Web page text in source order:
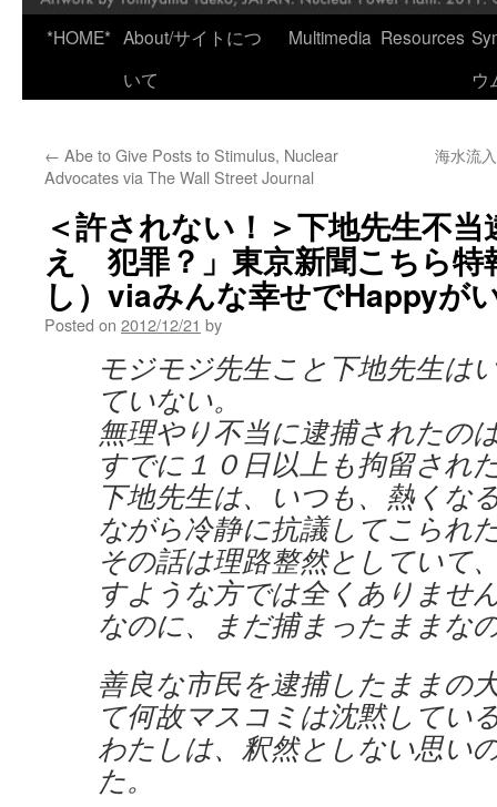
*HOME* About/サイトにつ
いて
Multimedia Resources
ウ
← Abe to Give Posts to Stimulus, Nuclear
Advocates via The Wall Street Journal
海水流
＜許されない！＞下地先生不
え 犯罪？」東京新聞こちら特
し）viaみんな幸せでHappyが
Posted on 2012/12/21 by
モジモジ先生こと下地先生は
ていない。
無理やり不当に逮捕されたの
すでに１０日以上も拘留され
下地先生は、いつも、熱くな
ながら冷静に抗議してこられ
その話は理路整然としていて
すような方では全くありませ
なのに、まだ捕まったままな
善良な市民を逮捕したままの
て何故マスコミは沈黙して
わたしは、釈然としない思い
た。